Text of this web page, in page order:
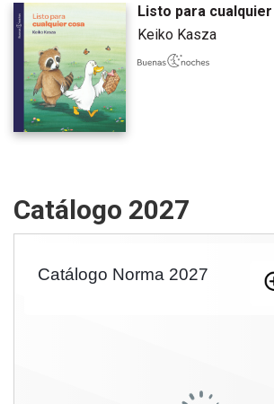
Listo para
Keiko Kasza
Catálogo 2027